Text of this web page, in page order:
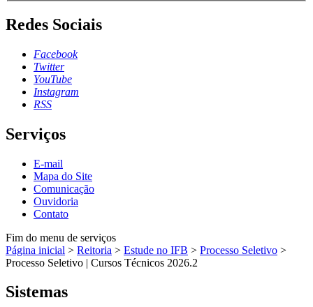
Redes Sociais
Facebook
Twitter
YouTube
Instagram
RSS
Serviços
E-mail
Mapa do Site
Comunicação
Ouvidoria
Contato
Fim do menu de serviços
Página inicial > Reitoria > Estude no IFB > Processo Seletivo >
Processo Seletivo | Cursos Técnicos 2026.2
Sistemas